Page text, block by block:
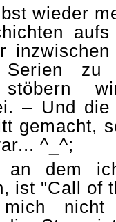
wieder
Serien
stöbern
– Und
gemacht,
^_^;
an dem
ist "Call of